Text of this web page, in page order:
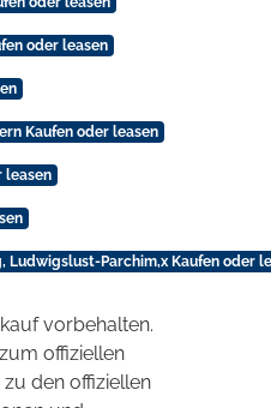
oder leasen
Kaufen oder leasen
leasen
Ludwigslust-Parchim,x Kaufen oder
vorbehalten.
offiziellen
den offiziellen